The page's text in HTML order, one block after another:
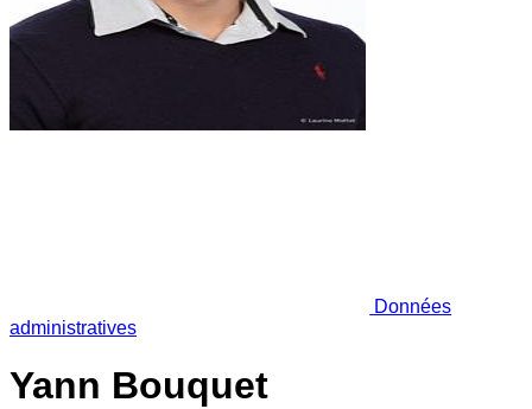
Données
administratives
Yann Bouquet